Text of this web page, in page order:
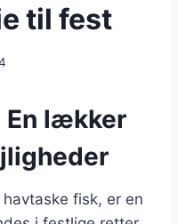
til fest
En lækker
fisk, er en